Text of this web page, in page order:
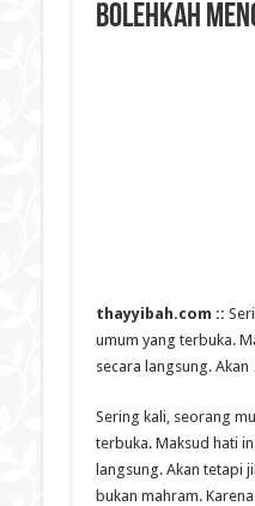
Bolehkah
thayyibah.com ::
umum yang terbuka.
secara langsung. Akan
Sering kali, seorang
terbuka. Maksud hati
langsung. Akan tetapi
bukan mahram.